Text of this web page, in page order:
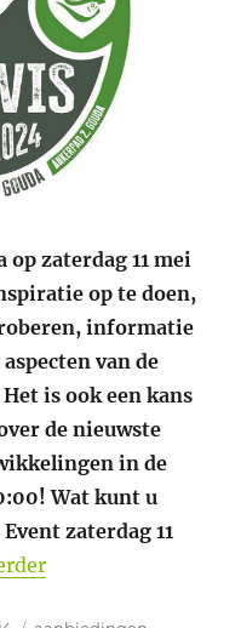
op zaterdag 11 mei
op te doen,
informatie
van de
is ook een kans
de nieuwste
in de
Wat kunt u
zaterdag 11
“ZATERDAG 11 MEI